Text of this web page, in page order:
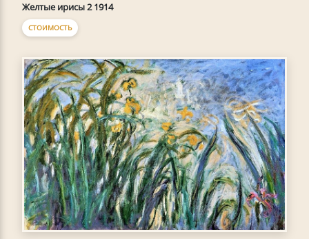
Желтые ирисы 2 1914
СТОИМОСТЬ